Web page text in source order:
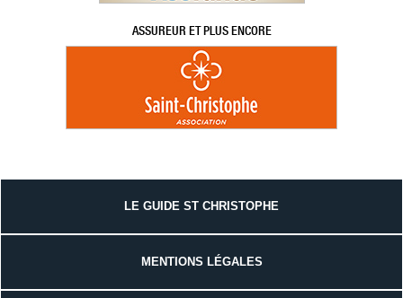
ASSUREUR ET PLUS ENCORE
LE GUIDE ST CHRISTOPHE
MENTIONS LÉGALES